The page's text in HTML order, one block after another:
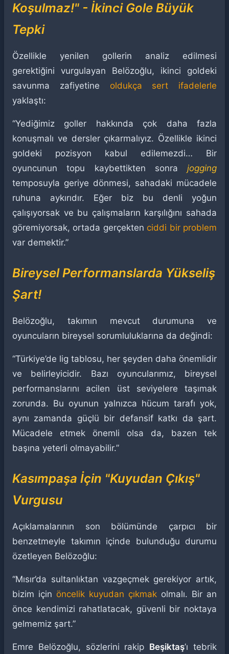
Koşulmaz!" - İkinci Gole Büyük
Tepki
Özellikle yenilen gollerin analiz edilmesi
gerektiğini vurgulayan Belözoğlu, ikinci goldeki
savunma zafiyetine oldukça sert ifadelerle
yaklaştı:
“Yediğimiz goller hakkında çok daha fazla
konuşmalı ve dersler çıkarmalıyız. Özellikle ikinci
goldeki pozisyon kabul edilemezdi… Bir
oyuncunun topu kaybettikten sonra jogging
temposuyla geriye dönmesi, sahadaki mücadele
ruhuna aykırıdır. Eğer biz bu denli yoğun
çalışıyorsak ve bu çalışmaların karşılığını sahada
göremiyorsak, ortada gerçekten ciddi bir problem
var demektir.”
Bireysel Performanslarda Yükseliş
Şart!
Belözoğlu, takımın mevcut durumuna ve
oyuncuların bireysel sorumluluklarına da değindi:
“Türkiye’de lig tablosu, her şeyden daha önemlidir
ve belirleyicidir. Bazı oyuncularımız, bireysel
performanslarını acilen üst seviyelere taşımak
zorunda. Bu oyunun yalnızca hücum tarafı yok,
aynı zamanda güçlü bir defansif katkı da şart.
Mücadele etmek önemli olsa da, bazen tek
başına yeterli olmayabilir.”
Kasımpaşa İçin "Kuyudan Çıkış"
Vurgusu
Açıklamalarının son bölümünde çarpıcı bir
benzetmeyle takımın içinde bulunduğu durumu
özetleyen Belözoğlu:
“Mısır’da sultanlıktan vazgeçmek gerekiyor artık,
bizim için öncelik kuyudan çıkmak olmalı. Bir an
önce kendimizi rahatlatacak, güvenli bir noktaya
gelmemiz şart.”
Emre Belözoğlu, sözlerini rakip Beşiktaş’ı tebrik